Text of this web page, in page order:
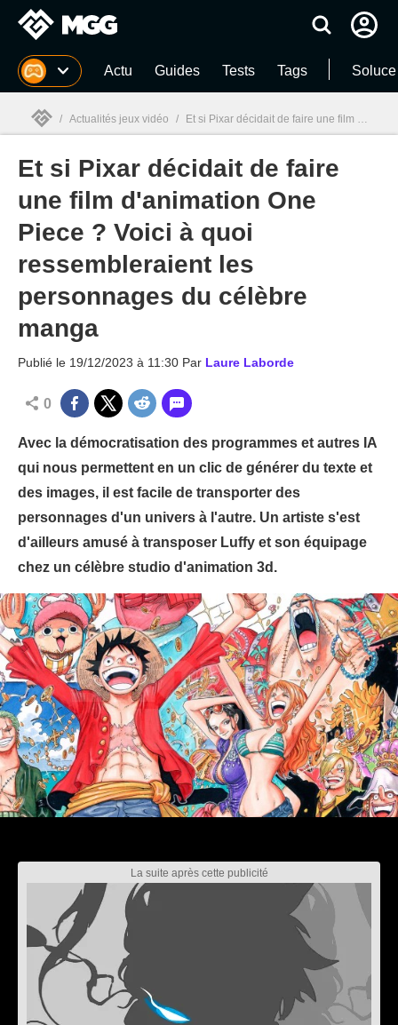
MGG Actu Guides Tests Tags
MGG
/ Actualités jeux vidéo / Et si Pixar décidait de faire une film d'animation One Piece ? Voici à quoi ressembleraient les personnages du célèbre manga
Et si Pixar décidait de faire
une film d'animation One
Piece ? Voici à quoi
ressembleraient les
personnages du célèbre
manga
Publié le 19/12/2023 à 11:30 Par Laure Laborde
0
Avec la démocratisation des programmes et autres IA
qui nous permettent en un clic de générer du texte et
des images, il est facile de transporter des
personnages d'un univers à l'autre. Un artiste s'est
d'ailleurs amusé à transposer Luffy et son équipage
chez un célèbre studio d'animation 3d.